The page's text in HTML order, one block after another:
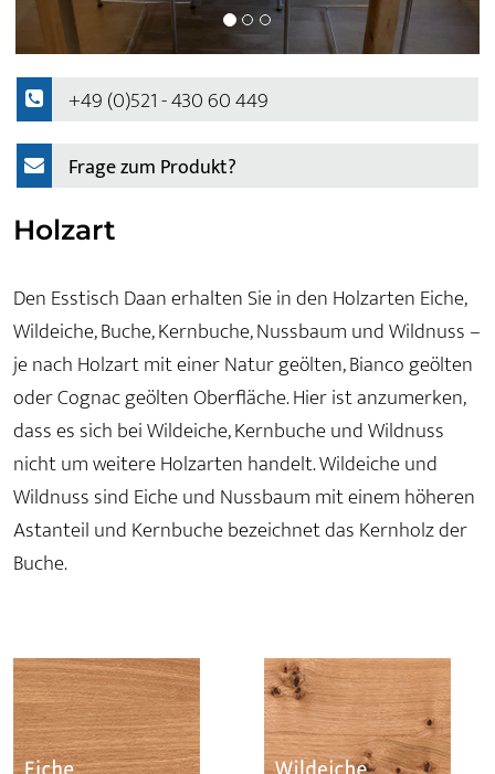
+49 (0)521 - 430 60 449
Frage zum Produkt?
Holzart
Den Esstisch Daan erhalten Sie in den Holzarten Eiche,
Wildeiche, Buche, Kernbuche, Nussbaum und Wildnuss –
je nach Holzart mit einer Natur geölten, Bianco geölten
oder Cognac geölten Oberfläche. Hier ist anzumerken,
dass es sich bei Wildeiche, Kernbuche und Wildnuss
nicht um weitere Holzarten handelt. Wildeiche und
Wildnuss sind Eiche und Nussbaum mit einem höheren
Astanteil und Kernbuche bezeichnet das Kernholz der
Buche.